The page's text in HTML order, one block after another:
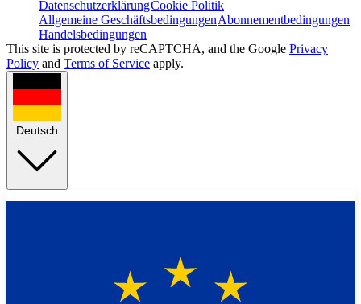
DatenschutzerklärungCookie Politik
Allgemeine GeschäftsbedingungenAbonnementbedingungen
Handelsbedingungen
This site is protected by reCAPTCHA, and the Google Privacy
Policy and Terms of Service apply.
Deutsch